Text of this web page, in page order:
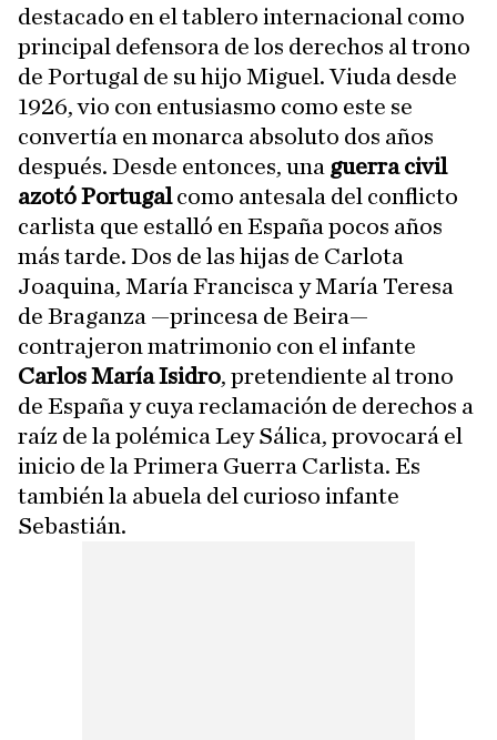
destacado en el tablero internacional como
principal defensora de los derechos al trono
de Portugal de su hijo Miguel. Viuda desde
1926, vio con entusiasmo como este se
convertía en monarca absoluto dos años
después. Desde entonces, una guerra civil
azotó Portugalcomo antesala del conflicto
carlista que estalló en España pocos años
más tarde. Dos de las hijas de Carlota
Joaquina, María Francisca y María Teresa
de Braganza —princesa de Beira—
contrajeron matrimonio con el infante
Carlos María Isidro, pretendiente al trono
de España y cuya reclamación de derechos a
raíz de la polémica Ley Sálica, provocará el
inicio de la Primera Guerra Carlista. Es
también la abuela del curioso infante
Sebastián.